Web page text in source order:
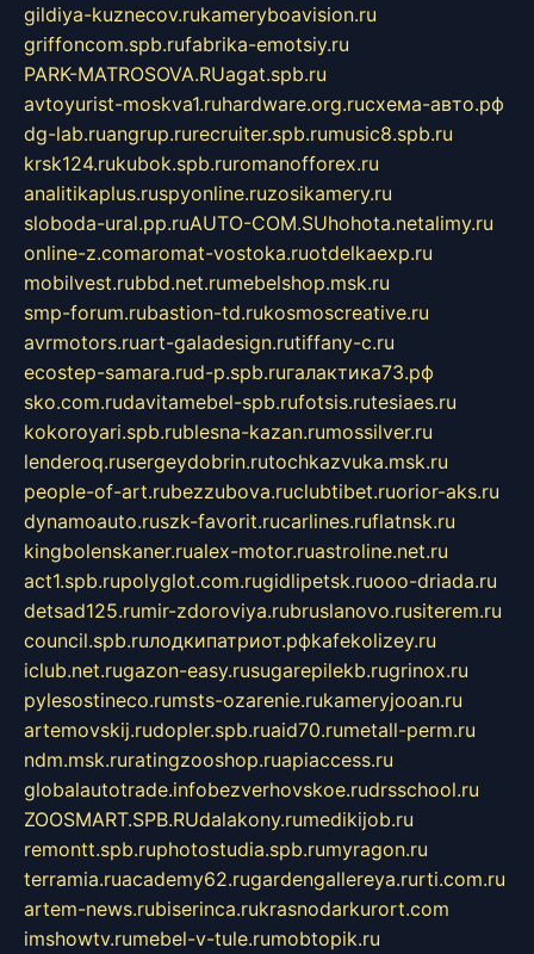
gildiya-kuznecov.rukameryboavision.ru
griffoncom.spb.rufabrika-emotsiy.ru
PARK-MATROSOVA.RUagat.spb.ru
avtoyurist-moskva1.ruhardware.org.ruсхема-авто.рф
dg-lab.ruangrup.rurecruiter.spb.rumusic8.spb.ru
krsk124.rukubok.spb.ruromanofforex.ru
analitikaplus.ruspyonline.ruzosikamery.ru
sloboda-ural.pp.ruAUTO-COM.SUhohota.netalimy.ru
online-z.comaromat-vostoka.ruotdelkaexp.ru
mobilvest.rubbd.net.rumebelshop.msk.ru
smp-forum.rubastion-td.rukosmoscreative.ru
avrmotors.ruart-galadesign.rutiffany-c.ru
ecostep-samara.rud-p.spb.ruгалактика73.рф
sko.com.rudavitamebel-spb.rufotsis.rutesiaes.ru
kokoroyari.spb.rublesna-kazan.rumossilver.ru
lenderoq.rusergeydobrin.rutochkazvuka.msk.ru
people-of-art.rubezzubova.ruclubtibet.ruorior-aks.ru
dynamoauto.ruszk-favorit.rucarlines.ruflatnsk.ru
kingbolenskaner.rualex-motor.ruastroline.net.ru
act1.spb.rupolyglot.com.rugidlipetsk.ruooo-driada.ru
detsad125.rumir-zdoroviya.rubruslanovo.rusiterem.ru
council.spb.ruлодкипатриот.рфkafekolizey.ru
iclub.net.rugazon-easy.rusugarepilekb.rugrinox.ru
pylesostineco.rumsts-ozarenie.rukameryjooan.ru
artemovskij.rudopler.spb.ruaid70.rumetall-perm.ru
ndm.msk.ruratingzooshop.ruapiaccess.ru
globalautotrade.infobezverhovskoe.rudrsschool.ru
ZOOSMART.SPB.RUdalakony.rumedikijob.ru
remontt.spb.ruphotostudia.spb.rumyragon.ru
terramia.ruacademy62.rugardengallereya.rurti.com.ru
artem-news.rubiserinca.rukrasnodarkurort.com
imshowtv.rumebel-v-tule.rumobtopik.ru